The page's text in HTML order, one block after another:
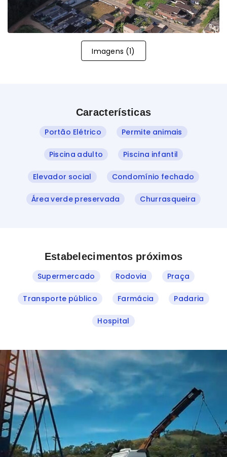
Imagens (1)
Características
Portão Elétrico Permite animais
Piscina adulto Piscina infantil
Elevador social Condomínio fechado
Área verde preservada Churrasqueira
Estabelecimentos próximos
Supermercado Rodovia Praça
Transporte público Farmácia Padaria
Hospital